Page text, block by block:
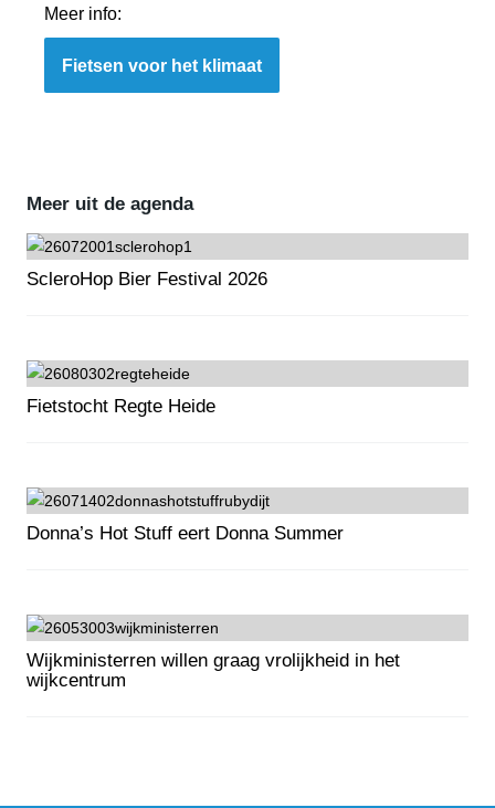
Meer info:
Fietsen voor het klimaat
Meer uit de agenda
ScleroHop Bier Festival 2026
Fietstocht Regte Heide
Donna’s Hot Stuff eert Donna Summer
Wijkministerren willen graag vrolijkheid in het
wijkcentrum